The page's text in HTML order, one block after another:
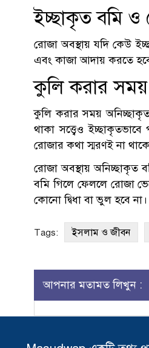
ইচ্ছাকৃত বমি ও
রোজা অবস্থায় যদি কেউ
এবং কাজা আদায় করতে
কুলি করার সময়
কুলি করার সময়
থাকা সত্ত্বেও
রোজার কথা স্মরণই না
রোজা অবস্থায় অনিচ্ছাকৃত
বমি গিলে ফেললে রোজা
কোনো দ্বিধা বা ভুল হবে না।
Tags: ইসলাম ও জীবন
আপনার মতামত লিখুন :